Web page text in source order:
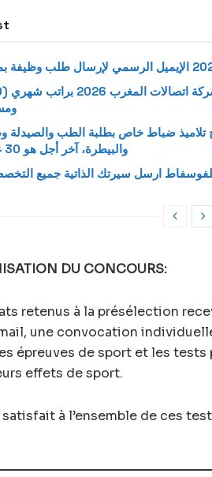
تلاميذ ضباط خاص بطلبة الطب والصيدلة
والبيطرة، آخر أجل هو 30 غشت 2026
ارسل سيرتك الذاتية جميع
DU CONCOURS:
retenus à la présélection
une convocation
épreuves de sport et les
effets de sport.
satisfait à l’ensemble de ces